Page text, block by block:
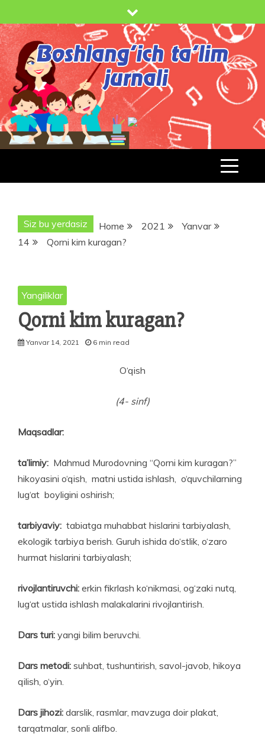
to
content
BT-
JURNAL.UZ
BOSHLANG'ICH TA'LIM JURNALI
Siz bu yerdasiz Home 2021
Yanvar
14
Qorni kim kuragan?
Yangiliklar
Qorni kim kuragan?
Yanvar 14, 2021 6 min read
O‘qish
(4- sinf)
Maqsadlar:
ta’limiy: Mahmud Murodovning “Qorni kim kuragan?”
hikoyasini o‘qish, matni ustida ishlash, o‘quvchilarning
lug‘at boyligini oshirish;
tarbiyaviy: tabiatga muhabbat hislarini tarbiyalash,
ekologik tarbiya berish. Guruh ishida do‘stlik, o‘zaro
hurmat hislarini tarbiyalash;
rivojlantiruvchi: erkin fikrlash ko‘nikmasi, og‘zaki nutq,
lug‘at ustida ishlash malakalarini rivojlantirish.
Dars turi: yangi bilim beruvchi.
Dars metodi: suhbat, tushuntirish, savol-javob, hikoya
qilish, o‘yin.
Dars jihozi: darslik, rasmlar, mavzuga doir plakat,
tarqatmalar, sonli alifbo.